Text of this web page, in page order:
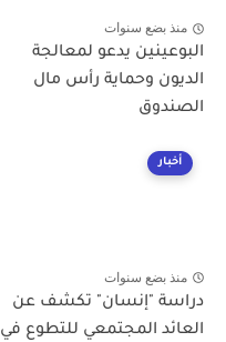
منذ بضع سنوات
البوعينين يدعو لمعالجة
الديون وحماية رأس مال
الصندوق
أخبار
منذ بضع سنوات
دراسة "إنسان" تكشف عن
العائد المجتمعي للتطوع في